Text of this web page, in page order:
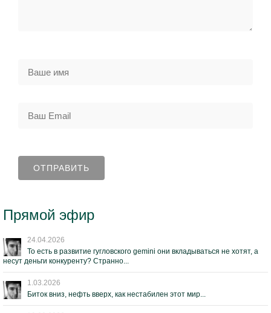
Прямой эфир
24.04.2026
То есть в развитие гугловского gemini они вкладываться не хотят, а
несут деньги конкуренту? Странно...
1.03.2026
Биток вниз, нефть вверх, как нестабилен этот мир...